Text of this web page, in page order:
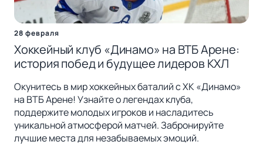
28 февраля
Хоккейный клуб «Динамо» на ВТБ Арене:
история побед и будущее лидеров КХЛ
Окунитесь в мир хоккейных баталий с ХК «Динамо»
на ВТБ Арене! Узнайте о легендах клуба,
поддержите молодых игроков и насладитесь
уникальной атмосферой матчей. Забронируйте
лучшие места для незабываемых эмоций.